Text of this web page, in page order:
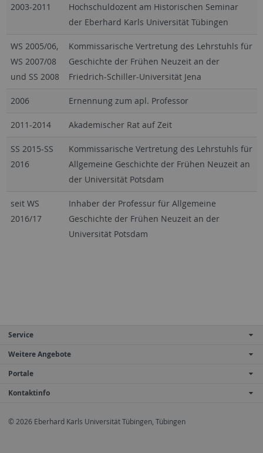
2003-2011
Hochschuldozent am Historischen Seminar
der Eberhard Karls Universität Tübingen
WS 2005/06,
WS 2007/08
und SS 2008
Kommissarische Vertretung des Lehrstuhls für
Geschichte der Frühen Neuzeit an der
Friedrich-Schiller-Universität Jena
2006 Ernennung zum apl. Professor
2011-2014 Akademischer Rat auf Zeit
SS 2015-SS
2016
Kommissarische Vertretung des Lehrstuhls für
Allgemeine Geschichte der Frühen Neuzeit an
der Universität Potsdam
seit WS
2016/17
Inhaber der Professur für Allgemeine
Geschichte der Frühen Neuzeit an der
Universität Potsdam
Service
Weitere Angebote
Portale
Kontaktinfo
© 2026 Eberhard Karls Universität Tübingen, Tübingen